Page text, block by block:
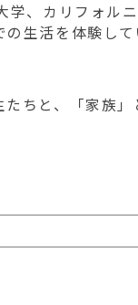
、カリフォル
の生活を体験し
ちと、「家族」